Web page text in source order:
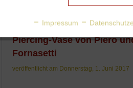
Piercing-Vase von Piero
Fornasetti
veröffentlicht am Donnerstag, 1. Juni 2017
Personalisierung
Service
Impressum